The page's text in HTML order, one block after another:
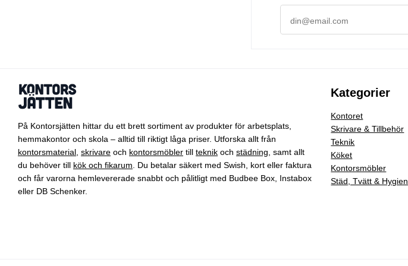
På Kontorsjätten hittar du ett brett sortiment av produkter för arbetsplats,
hemmakontor och skola – alltid till riktigt låga priser. Utforska allt från
kontorsmaterial skrivare och kontorsmöbler till teknik och städning , samt allt
du behöver till kök och fikarum . Du betalar säkert med Swish, kort eller faktura
och får varorna hemlevererade snabbt och pålitligt med Budbee Box, Instabox
eller DB Schenker.
Kategorier
Kontoret
Skrivare & Tillbehör
Teknik
Köket
Kontorsmöbler
Städ, Tvätt & Hygien